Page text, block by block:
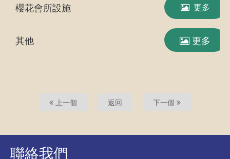
櫻花會所設施 更多
其他 更多
上一個 返回 下一個
聯絡我們